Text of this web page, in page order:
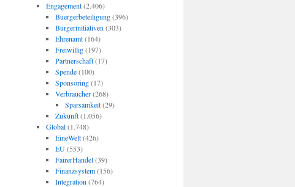
Engagement(2.406)
Buergerbeteiligung(396)
Bürgerinitiativen (303)
Ehrenamt(164)
Freiwillig(197)
Partnerschaft(17)
Spende(100)
Sponsoring(17)
Verbraucher(268)
Sparsamkeit(29)
Zukunft(1.056)
Global(1.748)
EineWelt(426)
EU(553)
FairerHandel(39)
Finanzsystem(156)
Integration (764)